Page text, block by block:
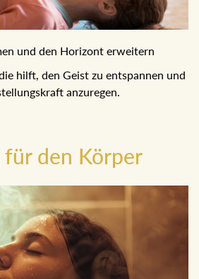
und den Horizont erweitern
hilft, den Geist zu entspannen und
anzuregen.
für den Körper